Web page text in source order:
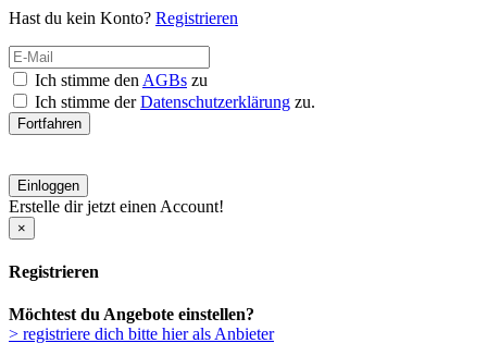
Hast du kein Konto? Registrieren
Ich stimme den AGBs zu
Ich stimme derDatenschutzerklärung zu.
Fortfahren
Einloggen
Erstelle dir jetzt einen Account!
×
Registrieren
Möchtest du Angebote einstellen?
> registriere dich bitte hier als Anbieter